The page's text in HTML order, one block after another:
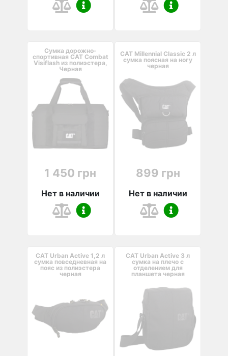
Сумка дорожно-
спортивная CAT Combat
Visiflash из полиэстера,
Черная
1 450 грн
Нет в наличии
CAT Millennial Classic 2 л
сумка поясная на ногу
черная
899 грн
Нет в наличии
CAT Urban Active 1,2 л
cумка повседневная на
пояс из полиэстера
черная
CAT Urban Active 3 л
сумка на плечо с
отделением для
планшета черная